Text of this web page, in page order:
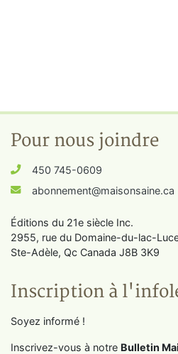
Pour nous joindre
450 745-0609
abonnement@maisonsaine.ca
Éditions du 21e siècle Inc.
2955, rue du Domaine-du-lac-
Ste-Adèle, Qc Canada J8B 3K9
Inscription à
Soyez informé !
Inscrivez-vous à notre Bulletin